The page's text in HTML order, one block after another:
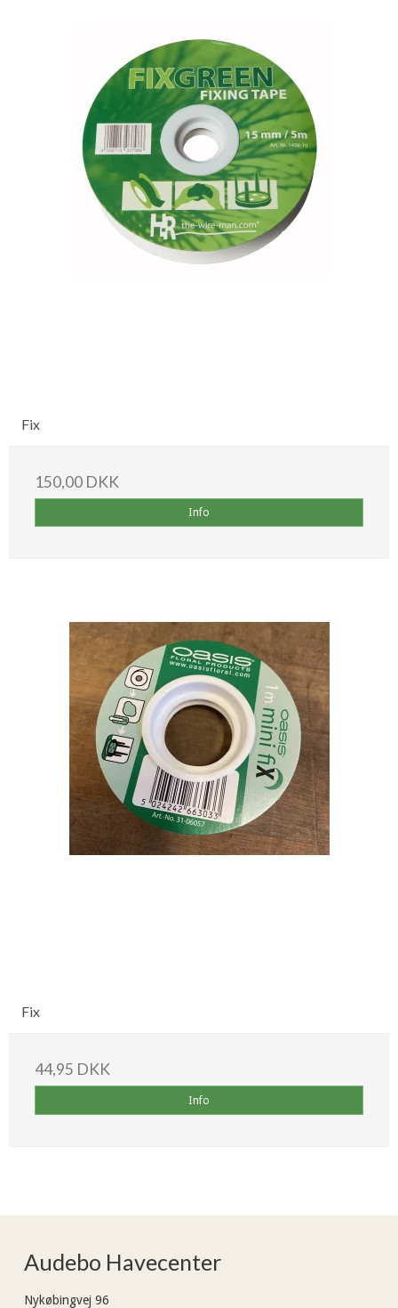
Fix
150,00 DKK
Info
Fix
44,95 DKK
Info
Audebo Havecenter
Nykøbingvej 96